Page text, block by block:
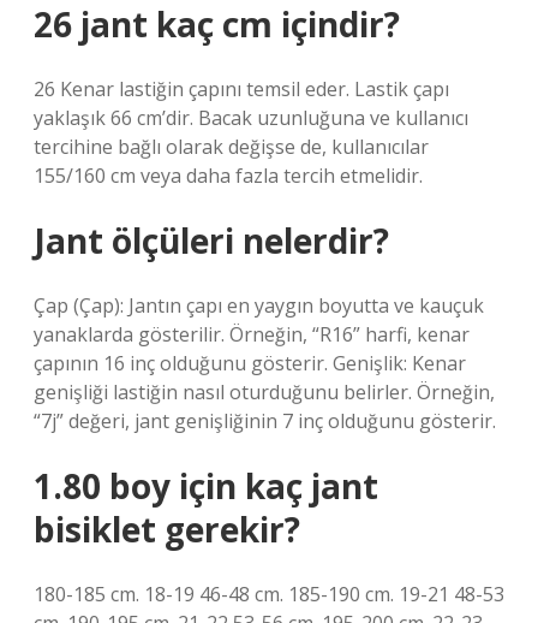
26 jant kaç cm içindir?
26 Kenar lastiğin çapını temsil eder. Lastik çapı
yaklaşık 66 cm’dir. Bacak uzunluğuna ve kullanıcı
tercihine bağlı olarak değişse de, kullanıcılar
155/160 cm veya daha fazla tercih etmelidir.
Jant ölçüleri nelerdir?
Çap (Çap): Jantın çapı en yaygın boyutta ve kauçuk
yanaklarda gösterilir. Örneğin, “R16” harfi, kenar
çapının 16 inç olduğunu gösterir. Genişlik: Kenar
genişliği lastiğin nasıl oturduğunu belirler. Örneğin,
“7j” değeri, jant genişliğinin 7 inç olduğunu gösterir.
1.80 boy için kaç jant
bisiklet gerekir?
180-185 cm. 18-19 46-48 cm. 185-190 cm. 19-21 48-53